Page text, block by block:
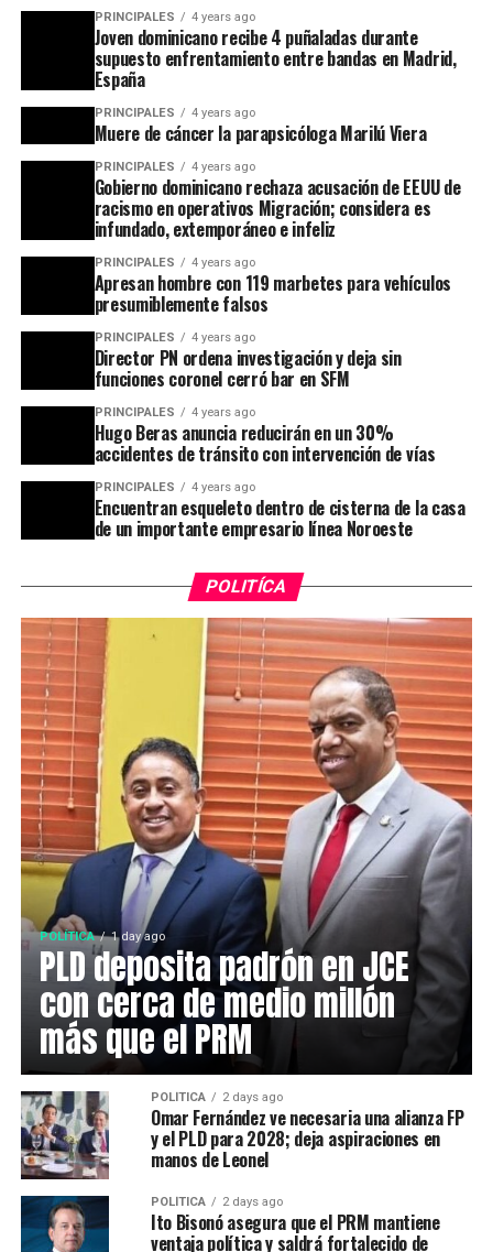
PRINCIPALES 4 years ago
Joven dominicano recibe 4 puñaladas durante
supuesto enfrentamiento entre bandas en Madrid,
España
PRINCIPALES 4 years ago
Muere de cáncer la parapsicóloga Marilú Viera
PRINCIPALES 4 years ago
Gobierno dominicano rechaza acusación de EEUU de
racismo en operativos Migración; considera es
infundado, extemporáneo e infeliz
PRINCIPALES 4 years ago
Apresan hombre con 119 marbetes para vehículos
presumiblemente falsos
PRINCIPALES 4 years ago
Director PN ordena investigación y deja sin
funciones coronel cerró bar en SFM
PRINCIPALES 4 years ago
Hugo Beras anuncia reducirán en un 30%
accidentes de tránsito con intervención de vías
PRINCIPALES 4 years ago
Encuentran esqueleto dentro de cisterna de la casa
de un importante empresario línea Noroeste
POLITÍCA
POLÍTICA 1 day ago
PLD deposita padrón en JCE
con cerca de medio millón
más que el PRM
POLÍTICA 2 days ago
Omar Fernández ve necesaria una alianza FP
y el PLD para 2028; deja aspiraciones en
manos de Leonel
POLÍTICA 2 days ago
Ito Bisonó asegura que el PRM mantiene
ventaja política y saldrá fortalecido de